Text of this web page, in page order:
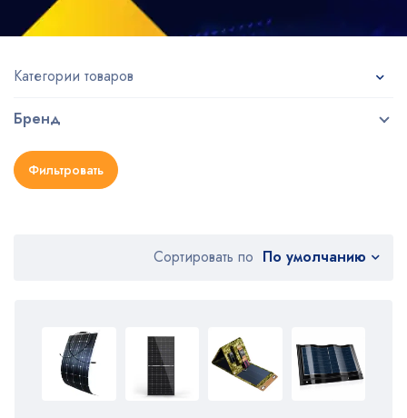
Категории товаров
Бренд
Фильтровать
Сортировать по По умолчанию